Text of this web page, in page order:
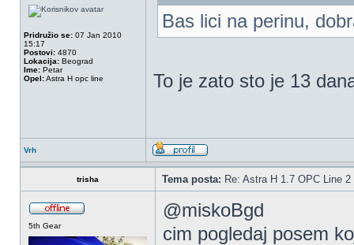
Pridružio se: 07 Jan 2010
15:17
Postovi: 4870
Lokacija: Beograd
Ime: Petar
Opel:Astra H opc line
Bas lici na perinu,
To je zato sto je 13
Vrh
trisha Tema posta: Re: Astra H 1.7 OPC Line 2
5th Gear
@miskoBgd
cim pogledaj posem